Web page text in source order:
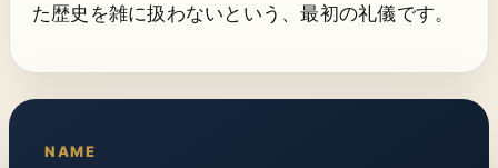
た歴史を雑に扱わないという、最初の礼儀です。
NAME